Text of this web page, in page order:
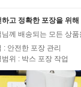
하고 정확한 포장을 위
님께 배송되는 모든 상
: 안전한 포장 관리
범위 : 박스 포장 작업